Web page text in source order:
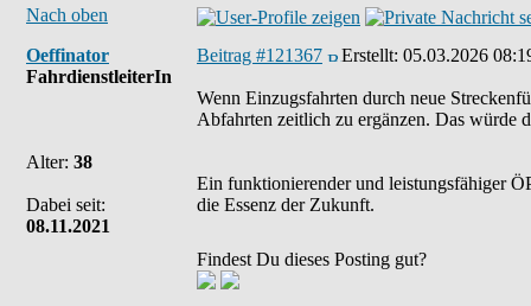
Nach oben
Oeffinator
FahrdienstleiterIn
Alter: 38
Dabei seit:
08.11.2021
Beitrag #121367 Erstellt: 05.03.2026
Wenn Einzugsfahrten durch neue
Abfahrten zeitlich zu ergänzen. Das würde
Ein funktionierender und leistungsfähiger
die Essenz der Zukunft.
Findest Du dieses Posting gut?